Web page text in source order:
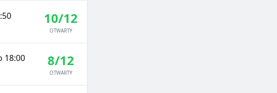
10/12
OTWARTY
18:00 8/12
OTWARTY